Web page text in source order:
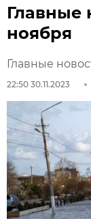
Главные
ноября
Главные
22:50 30.11.2023